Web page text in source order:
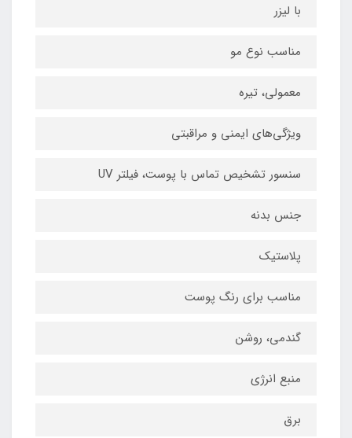
با لیزر
مناسب نوع مو
معمولی، تیره
ویژگی‌های ایمنی و مراقبتی
سنسور تشخیص تماس با پوست، فیلتر UV
جنس بدنه
پلاستیک
مناسب برای رنگ پوست
گندمی، روشن
منبع انرژی
برق